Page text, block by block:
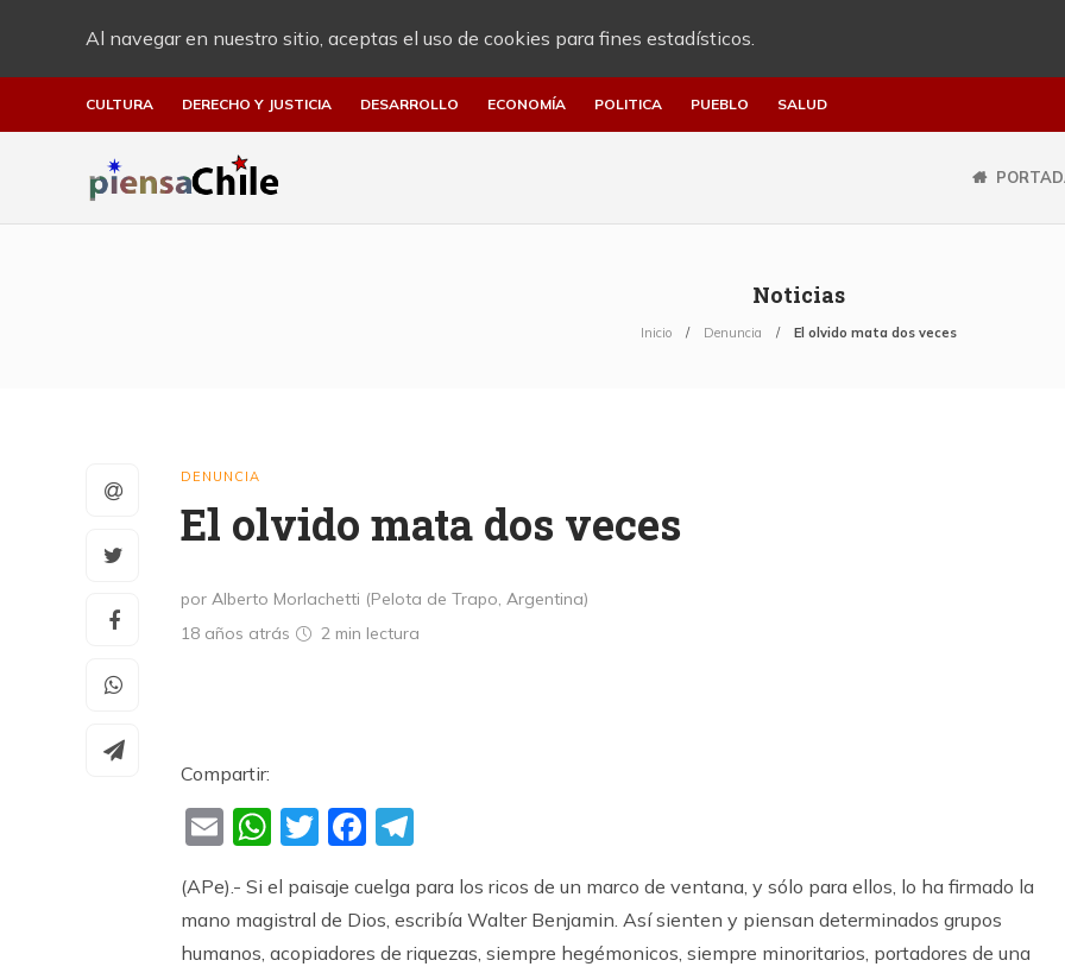
Al navegar en nuestro sitio, aceptas el uso de cookies para fines estadísticos.
CULTURA DERECHO Y JUSTICIA DESARROLLO ECONOMÍA POLITICA PUEBLO SALUD
Noticias
Inicio Denuncia El olvido mata dos veces
DENUNCIA
El olvido mata dos veces
por Alberto Morlachetti (Pelota de Trapo, Argentina)
18 años atrás
2 min lectura
Compartir:
EmailWhatsApp
TwitterFacebook
(APe).- Si el paisaje cuelga para los ricos de un marco de ventana, y sólo para ellos, lo ha firmado la
mano magistral de Dios, escribía Walter Benjamin. Así sienten y piensan determinados grupos
humanos, acopiadores de riquezas, siempre hegémonicos, siempre minoritarios, portadores de una